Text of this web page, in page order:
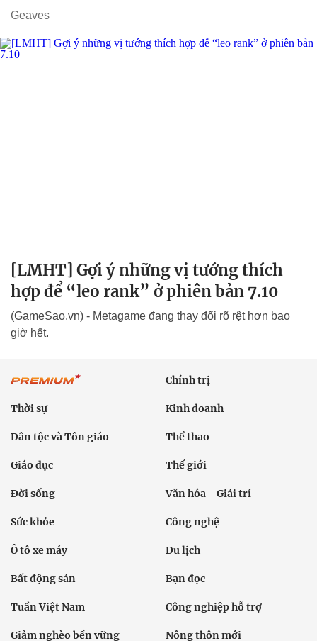
Geaves
[LMHT] Gợi ý những vị tướng thích
hợp để “leo rank” ở phiên bản 7.10
(GameSao.vn) - Metagame đang thay đổi rõ rệt hơn bao
giờ hết.
Chính trị
Thời sự Kinh doanh
Dân tộc và Tôn giáo Thể thao
Giáo dục Thế giới
Đời sống Văn hóa - Giải trí
Sức khỏe Công nghệ
Ô tô xe máy Du lịch
Bất động sản Bạn đọc
Tuần Việt Nam Công nghiệp hỗ trợ
Giảm nghèo bền vững Nông thôn mới